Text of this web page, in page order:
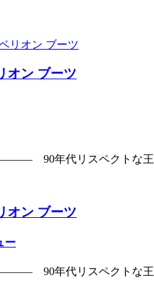
オン ブーツ
――― 90年代リスペクトな王
オン ブーツ
ー
――― 90年代リスペクトな王